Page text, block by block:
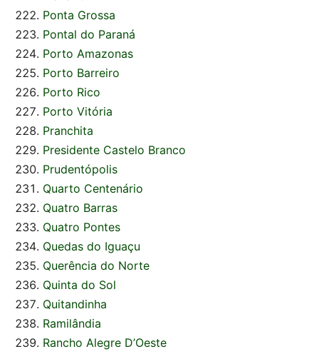
Ponta Grossa
Pontal do Paraná
Porto Amazonas
Porto Barreiro
Porto Rico
Porto Vitória
Pranchita
Presidente Castelo Branco
Prudentópolis
Quarto Centenário
Quatro Barras
Quatro Pontes
Quedas do Iguaçu
Querência do Norte
Quinta do Sol
Quitandinha
Ramilândia
Rancho Alegre D’Oeste